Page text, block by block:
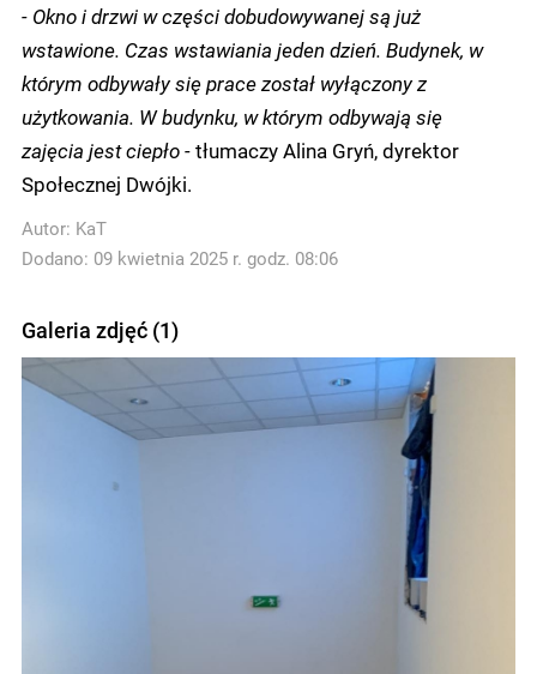
- Okno i drzwi w części dobudowywanej są już
wstawione. Czas wstawiania jeden dzień. Budynek, w
którym odbywały się prace został wyłączony z
użytkowania. W budynku, w którym odbywają się
zajęcia jest ciepło -tłumaczy Alina Gryń, dyrektor
Społecznej Dwójki.
Autor: KaT
Dodano: 09 kwietnia 2025 r. godz. 08:06
Galeria zdjęć (1)